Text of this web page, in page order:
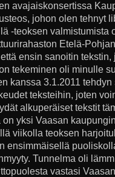
avajaiskonsertissa
johon olen tehnyt
-teoksen valmistumista
Etelä-
ensin sanoitin
tekeminen oli minulle
kanssa 3.1.2011
teksteihin, joten
alkuperäiset tekstit
yksi Vaasan
viikolla teoksen
ensimmäisellä
Tunnelma oli
vastasi